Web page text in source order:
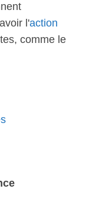
l'action
comme le